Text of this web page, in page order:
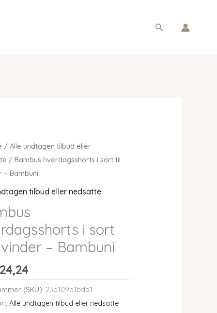
Søg
/Alle undtagen tilbud eller
/ Bambus hverdagsshorts i sort til
– Bambuni
tilbud eller nedsatte
i sort
– Bambuni
(SKU): 23a109b1bdd1
Alle undtagen tilbud eller nedsatte